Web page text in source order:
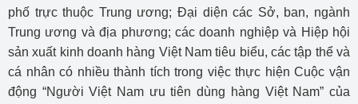
phố trực thuộc Trung ương; Đại diện các Sở, ban, ngành
Trung ương và địa phương; các doanh nghiệp và Hiệp hội
sản xuất kinh doanh hàng Việt Nam tiêu biểu, các tập thể và
cá nhân có nhiều thành tích trong việc thực hiện Cuộc vận
động “Người Việt Nam ưu tiên dùng hàng Việt Nam” của